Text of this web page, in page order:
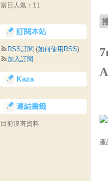
產
當日人氣： 11
訂閱本站
RSS訂閱 (如何使用RSS)
加入訂閱
Kaza
連結書籤
目前沒有資料